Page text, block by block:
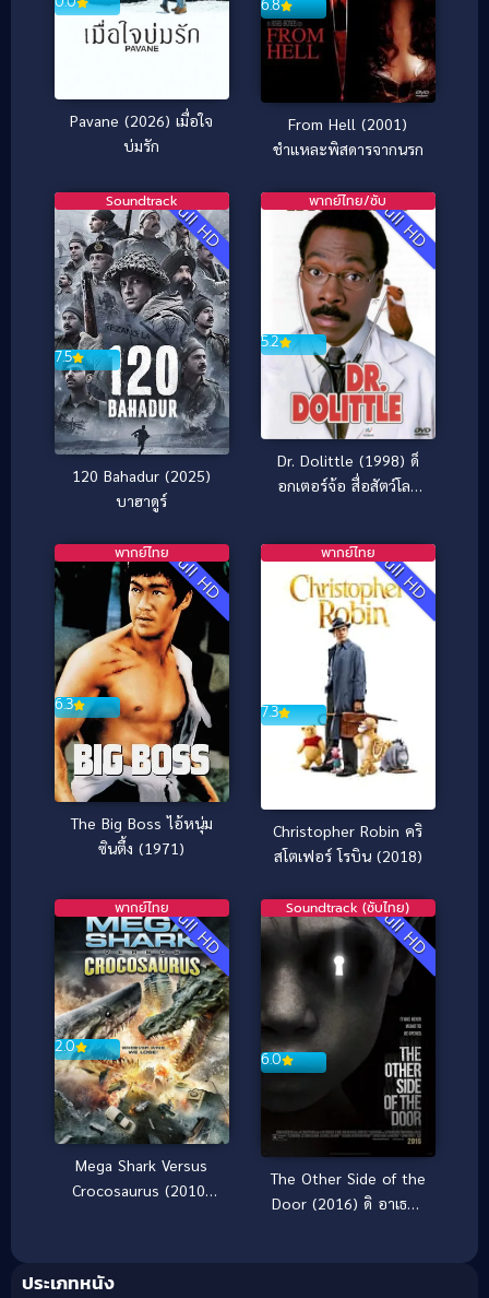
Pavane (2026) เมื่อใจ
บ่มรัก
6.8
From Hell (2001)
ชำแหละพิสดารจากนรก
Full HD
7.5
Soundtrack
120 Bahadur (2025)
บาฮาดูร์
Full HD
5.2
พากย์ไทย/ซับ
Dr. Dolittle (1998) ด็
อกเตอร์จ้อ สื่อสัตว์โลก
Full HD
6.3
พากย์ไทย
The Big Boss ไอ้หนุ่ม
ซินตึ้ง (1971)
Full HD
7.3
พากย์ไทย
Christopher Robin คริ
สโตเฟอร์ โรบิน (2018)
Full HD
2.0
พากย์ไทย
Mega Shark Versus
Crocosaurus (2010)
Full HD
6.0
Soundtrack (ซับไทย)
The Other Side of the
Door (2016) ดิ อาเธอร์
ประเภทหนัง